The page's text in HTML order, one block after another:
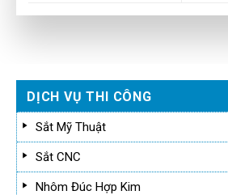
DỊCH VỤ THI CÔNG
Sắt Mỹ Thuật
Sắt CNC
Nhôm Đúc Hợp Kim